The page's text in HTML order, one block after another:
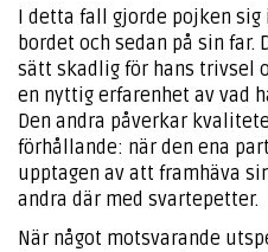
I detta fall gjorde pojken sig
bordet och sedan på sin far.
sätt skadlig för hans trivsel
en nyttig erfarenhet av vad
Den andra påverkar
förhållande: när den ena
upptagen av att framhäva
andra där med svartepetter.
När något motsvarande